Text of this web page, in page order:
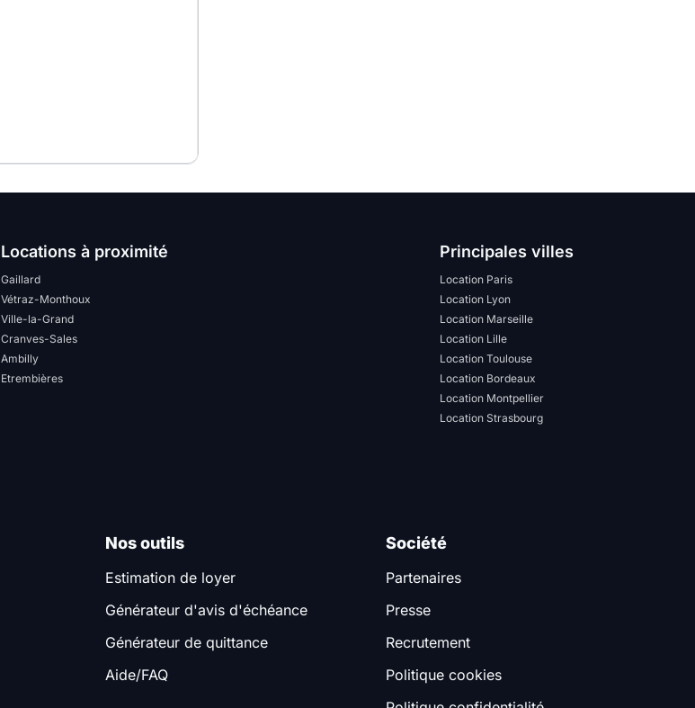
Locations à proximité
Gaillard
Vétraz-Monthoux
Ville-la-Grand
Cranves-Sales
Ambilly
Etrembières
Principales villes
Location Paris
Location Lyon
Location Marseille
Location Lille
Location Toulouse
Location Bordeaux
Location Montpellier
Location Strasbourg
Nos outils
Estimation de loyer
Générateur d'avis d'échéance
Générateur de quittance
Aide/FAQ
Société
Partenaires
Presse
Recrutement
Politique cookies